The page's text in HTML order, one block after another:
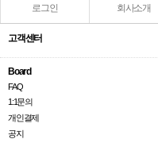
로그인 회사소개
고객센터
Board
FAQ
1:1문의
개인결제
공지